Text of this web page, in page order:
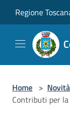
Regione
Home > Novità
Contributi per